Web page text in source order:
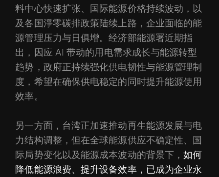
料中心快速扩张、国际能源价格持续波动，以
及各国淨零碳排政策陆续上路，企业面临的能
源管理压力与日俱增。经济部能源署近期指
出，因应 AI 带动的用电需求成长与能源转型
趋势，政府正持续强化供电韧性与能源管理制
度，希望在确保供电稳定的同时提升能源使用
效率。
另一方面，台湾正加速推动再生能源发展与电
力结构调整，但在全球能源供应不确定性、国
际局势变化以及能源成本波动的背景下，如何
降低能源浪费、提升设备效率，已成为企业永